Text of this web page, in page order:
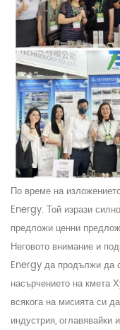
По време на
Energy. Той изрази
предложи ценни
Неговото внимание и
Energy да продължи да
насърчението на кмета
всякога на мисията си
индустрия, оглавявайки